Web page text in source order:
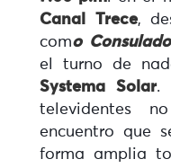
Canal Trece,
como
el turno de
Systema Solar.
televidentes
encuentro que
forma amplia